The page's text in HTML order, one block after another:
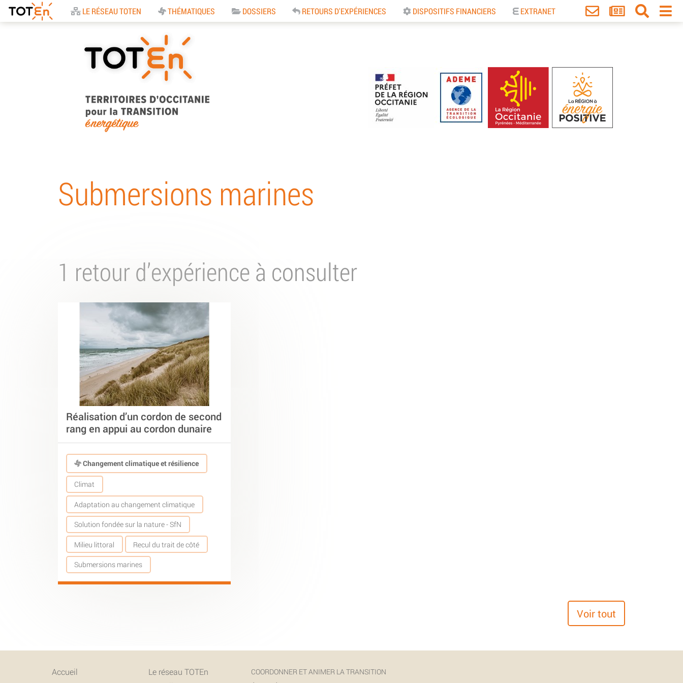
Accueil
LE RÉSEAU TOTEN THÉMATIQUES DOSSIERS RETOURS D'EXPÉRIENCES DISPOSITIFS FINANCIERS EXTRANET
pour la Transition
Submersions marines
1 retour d’expérience à consulter
Réalisation d’un cordon de second
rang en appui au cordon dunaire
Changement climatique et résilience
Climat
Adaptation au changement climatique
Solution fondée sur la nature - SfN
Milieu littoral Recul du trait de côté
Submersions marines
Voir tout
Accueil
Le réseau TOTEn
COORDONNER ET ANIMER LA TRANSITION